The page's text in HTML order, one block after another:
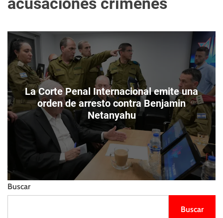
e
i
e
n
z
o
s
m
d
e
c
o
l
o
r
La Corte Penal Internacional emite una
orden de arresto contra Benjamin
Netanyahu
Buscar
Buscar